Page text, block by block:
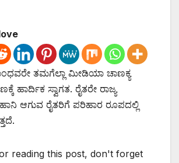
ತಮಗೆಲ್ಲಾ ಮೀಡಿಯಾ ಚಾಣಕ್ಯ
ಹಾರ್ದಿಕ ಸ್ವಾಗತ. ರೈತರೇ ರಾಜ್ಯ
ಆಗುವ ರೈತರಿಗೆ ಪರಿಹಾರ ರೂಪದಲ್ಲಿ
reading this post, don't forget